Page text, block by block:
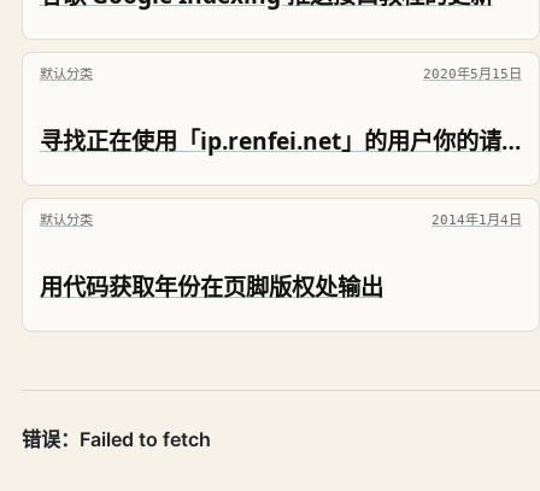
默认分类 2020年5月15日
寻找正在使用「ip.renfei.net」的用户你的请求太快了
默认分类 2014年1月4日
用代码获取年份在页脚版权处输出